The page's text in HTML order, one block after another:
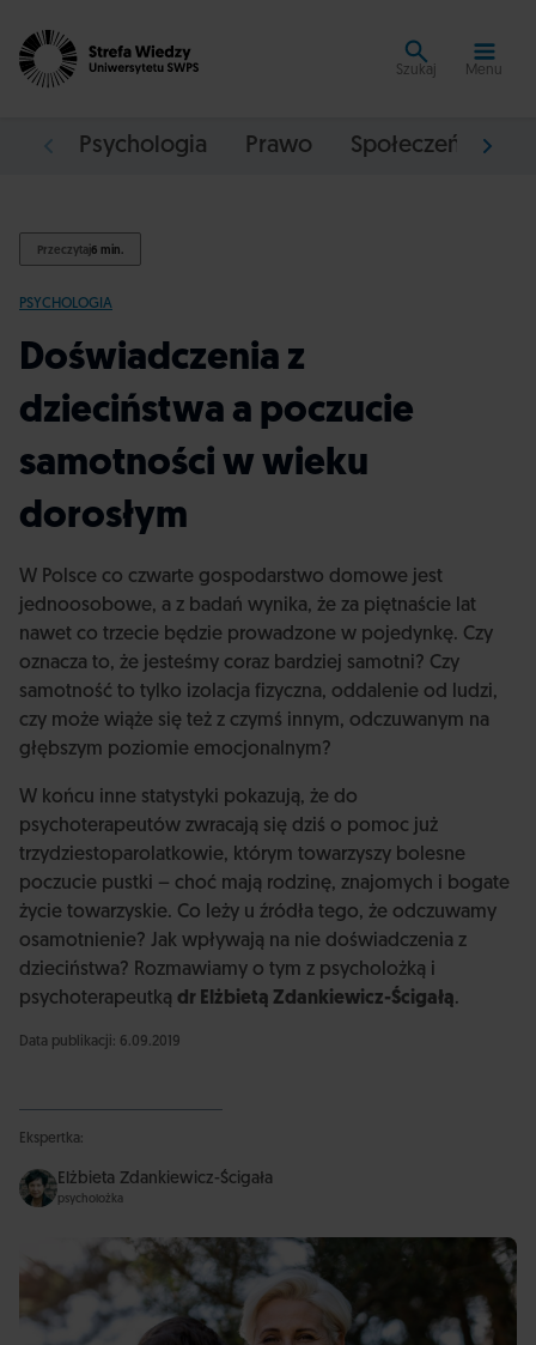
Szukaj Menu
Psychologia Prawo Społeczeństwo
Przeczytaj6 min.
PSYCHOLOGIA
Doświadczenia z
dzieciństwa a poczucie
samotności w wieku
dorosłym
W Polsce co czwarte gospodarstwo domowe jest
jednoosobowe, a z badań wynika, że za piętnaście lat
nawet co trzecie będzie prowadzone w pojedynkę. Czy
oznacza to, że jesteśmy coraz bardziej samotni? Czy
samotność to tylko izolacja fizyczna, oddalenie od ludzi,
czy może wiąże się też z czymś innym, odczuwanym na
głębszym poziomie emocjonalnym?
W końcu inne statystyki pokazują, że do
psychoterapeutów zwracają się dziś o pomoc już
trzydziestoparolatkowie, którym towarzyszy bolesne
poczucie pustki – choć mają rodzinę, znajomych i bogate
życie towarzyskie. Co leży u źródła tego, że odczuwamy
osamotnienie? Jak wpływają na nie doświadczenia z
dzieciństwa? Rozmawiamy o tym z psycholożką i
psychoterapeutką dr Elżbietą Zdankiewicz-Ścigałą.
Data publikacji: 6.09.2019
Ekspertka:
Elżbieta Zdankiewicz-Ścigała
psycholożka